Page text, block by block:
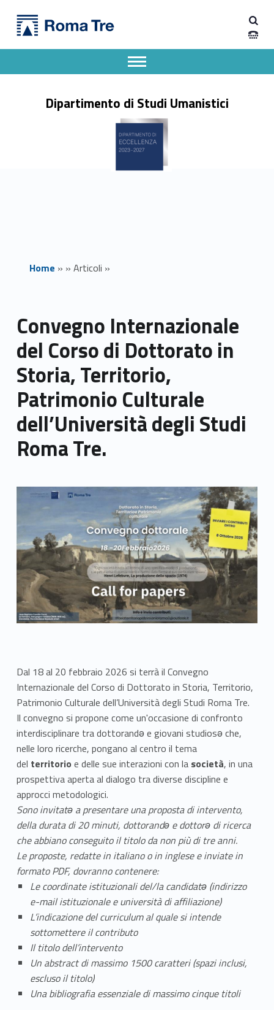
Convegno Internazionale del Corso di Dottorato in Storia, Territorio, Patrimonio Culturale dell’Università degli Studi Roma Tre. - Dipartimento di Studi Umanistici
Dipartimento di Studi Umanistici
Apri il menu secondario
Header info sidebar
Home » » Articoli »
Convegno Internazionale
del Corso di Dottorato in
Storia, Territorio,
Patrimonio Culturale
dell’Università degli Studi
Roma Tre.
Link identifier archive #link-archive-thumb-soap-66955
Dal 18 al 20 febbraio 2026 si terrà il Convegno
Internazionale del Corso di Dottorato in Storia, Territorio,
Patrimonio Culturale dell’Università degli Studi Roma Tre.
Il convegno si propone come un'occasione di confronto
interdisciplinare tra dottorandə e giovani studiosə che,
nelle loro ricerche, pongano al centro il tema
del territorio e delle sue interazioni con la società, in una
prospettiva aperta al dialogo tra diverse discipline e
approcci metodologici.
Sono invitatə a presentare una proposta di intervento,
della durata di 20 minuti, dottorandə e dottorə di ricerca
che abbiano conseguito il titolo da non più di tre anni.
Le proposte, redatte in italiano o in inglese e inviate in
formato PDF, dovranno contenere:
Le coordinate istituzionali del/la candidatə (indirizzo
e-mail istituzionale e università di affiliazione)
L’indicazione del curriculum al quale si intende
sottomettere il contributo
Il titolo dell’intervento
Un abstract di massimo 1500 caratteri (spazi inclusi,
escluso il titolo)
Una bibliografia essenziale di massimo cinque titoli